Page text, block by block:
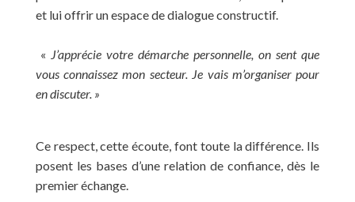
et lui offrir un espace de dialogue constructif.
« J’apprécie votre démarche personnelle, on sent que
vous connaissez mon secteur. Je vais m’organiser pour
en discuter. »
Ce respect, cette écoute, font toute la différence. Ils
posent les bases d’une relation de confiance, dès le
premier échange.